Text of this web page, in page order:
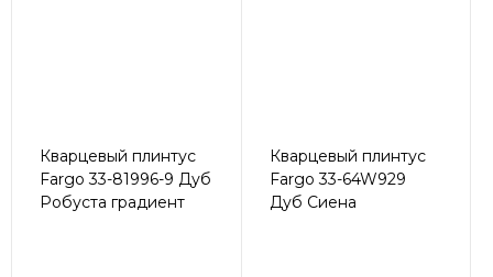
Кварцевый плинтус
Fargo 33-81996-9 Дуб
Робуста градиент
Кварцевый плинтус
Fargo 33-64W929
Дуб Сиена